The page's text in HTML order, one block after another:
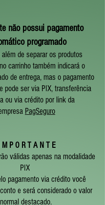
não possui pagamento
programado
de separar os produtos
carrinho também indicará o
de entrega, mas o pagamento
pode ser via PIX, transferência
ou via crédito por link da
PagSeguro
M P O R T A N T E
válidas apenas na modalidade
PIX
pagamento via crédito você
e será considerado o valor
normal destacado.